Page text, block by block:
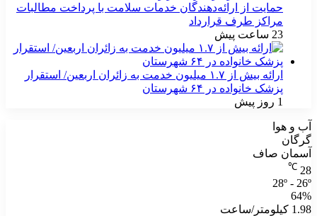
حمایت از ارائه‌دهندگان خدمات سلامت با پرداخت مطالبات
مراکز طرف قرارداد
23 ساعت پیش
ارائه بیش از ۱.۷ میلیون خدمت به زائران اربعین/ استقرار
پزشک خانواده در ۶۴ شهرستان
1 روز پیش
آب و هوا
گرگان
آسمان صاف
28
℃
28º - 26º
64%
1.98 کیلومتر/ساعت